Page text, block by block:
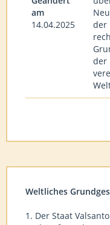
am
14.04.2025
der
der
Weltliches
1. Der Staat